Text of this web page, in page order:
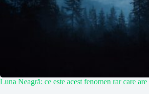
Luna Neagră: ce este acest fenomen rar care are